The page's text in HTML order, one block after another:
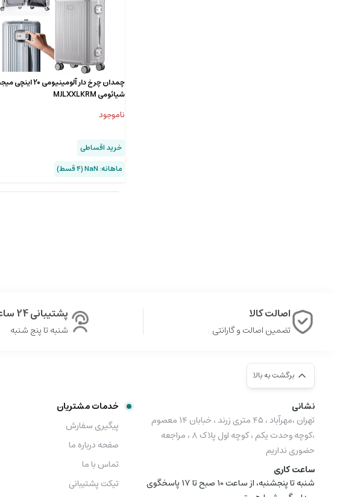
چمدان چرخ دار آلومینیومی 20
شیائومی MJLXXLKRM
ناموجود
خرید اقساطی
ماهانه: NaN (۴ قسط)
اصالت کالا
تضمین اصالت و گارانتی
پشتیبانی 24 ساعته
شنبه تا پنج شنبه
برگشت به بالا
نشانی
تهران ،مهرآباد ، ۴۵ متری زرند ، خبابان ۱۴ معصوم
،کوچه وحدت یکم ، کوچه اول پلاک ۸ ، مراجعه
حضوری نداریم
ساعت کاری
شنبه تا پنجشنبه، از ساعت 10 صبح تا 17 پاسخگوی
خدمات مشتریان
پیگیری سفارش
صفحه درباره ما
تماس با ما
تیکت پشتیبانی